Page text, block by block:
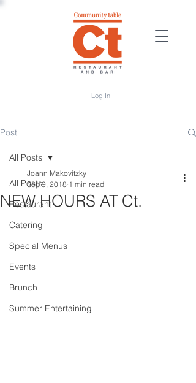
Log In
Post
All Posts
Restaurant
Catering
Special Menus
Events
Brunch
Summer Entertaining
All Posts
NEW HOURS AT Ct.
Joann Makovitzky
Sep 9, 2018 1 min read